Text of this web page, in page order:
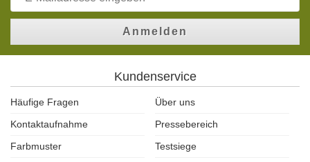
Anmelden
Kundenservice
Häufige Fragen
Über uns
Kontaktaufnahme
Pressebereich
Farbmuster
Testsiege